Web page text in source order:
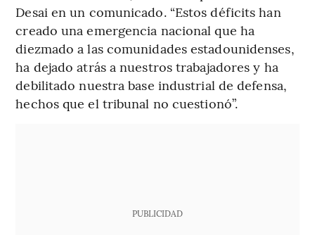
Desai en un comunicado. “Estos déficits han
creado una emergencia nacional que ha
diezmado a las comunidades estadounidenses,
ha dejado atrás a nuestros trabajadores y ha
debilitado nuestra base industrial de defensa,
hechos que el tribunal no cuestionó”.
PUBLICIDAD